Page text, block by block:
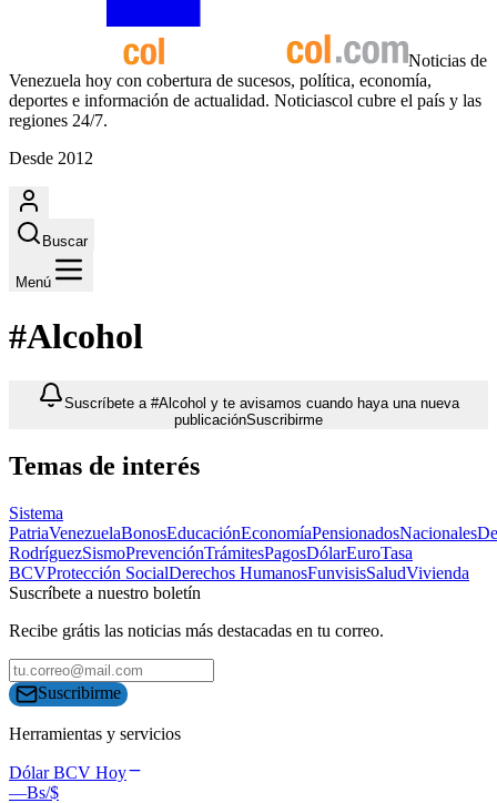
Noticias de
Venezuela hoy con cobertura de sucesos, política, economía,
deportes e información de actualidad. Noticiascol cubre el país y las
regiones 24/7.
Desde 2012
Buscar
Menú
#Alcohol
Suscríbete a #Alcohol y te avisamos cuando haya una nueva
publicaciónSuscribirme
Temas de interés
Sistema
PatriaVenezuelaBonosEducaciónEconomíaPensionadosNacionales
RodríguezSismoPrevenciónTrámitesPagosDólarEuroTasa
BCVProtección SocialDerechos HumanosFunvisisSaludVivienda
Suscríbete a nuestro boletín
Recibe grátis las noticias más destacadas en tu correo.
Suscribirme
Herramientas y servicios
Dólar BCV Hoy
—Bs/$